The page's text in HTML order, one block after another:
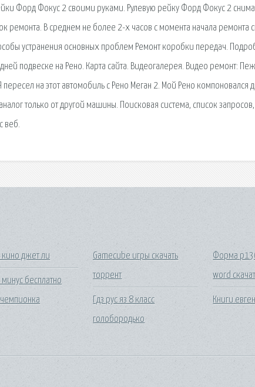
Форд Фокус 2 своими руками. Рулевую рейку Форд Фокус 2
ремонта. В среднем не более 2-х часов с момента начала ремонта
устранения основных проблем Ремонт коробки передач.
подвеске на Рено. Карта сайта. Видеогалерея. Видео ремонт:
пересел на этот автомобиль с Рено Меган 2. Мой Рено компоновался
только от другой машины. Поисковая сиcтема, список
веб.
кино джет ли
минус бесплатно
Gamecube игры скачать
торрент
Гдз рус яз 8 класс
голобородько
Форма
word
Книги